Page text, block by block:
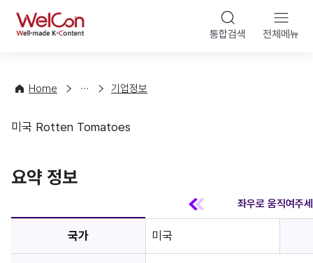
WelCon 통합검색 전체메뉴
Home
컨
팅
해
기
정
기업정보
기업정보
미국 Rotten Tomatoes
요약 정보
국가 미국